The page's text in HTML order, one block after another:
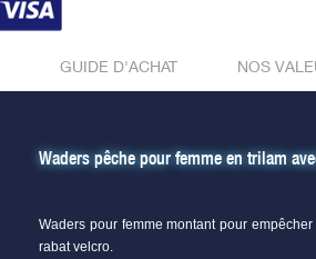
GUIDE D'ACHAT NOS
Waders pêche pour femme en trilam
Waders pour femme montant pour
rabat velcro.